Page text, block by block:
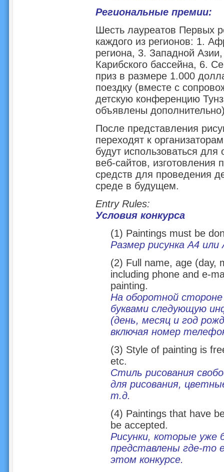
Региональные премии:
Шесть лауреатов Первых
каждого из регионов: 1.
региона, 3. Западной
Карибского бассейна, 6.
приз в размере 1.000
поездку (вместе с
детскую конференцию
объявлены
После представления
переходят к
будут использоваться
веб-сайтов, изготовления
средств для проведения
среде в будущем.
Entry Rules:
Условия конкурса
(1) Paintings must be
Размер рисунка А4 или
(2) Full name, age (day,
including phone and e-
painting.
На оборотной
буквами следующую
(день, месяц и год
включая номер
(3) Style of painting is
etc.
Стиль рисования
для рисования,
т.д.
(4) Paintings that have
be accepted.
Рисунки, которые уже
представлены где-то
этом конкурсе.